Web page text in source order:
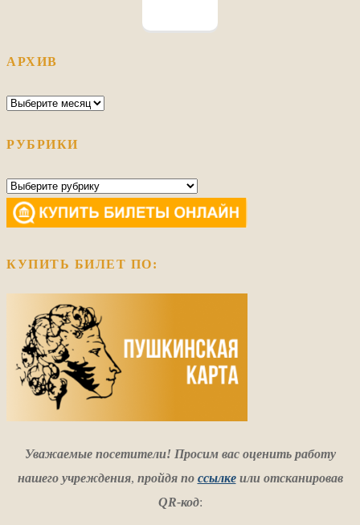
АРХИВ
Архив
РУБРИКИ
Рубрики
КУПИТЬ БИЛЕТ ПО:
Уважаемые посетители! Просим вас оценить работу
нашего учреждения, пройдя по ссылкеили отсканировав
QR-код: